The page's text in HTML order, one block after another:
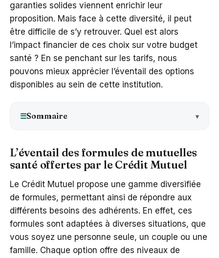
garanties solides viennent enrichir leur
proposition. Mais face à cette diversité, il peut
être difficile de s’y retrouver. Quel est alors
l’impact financier de ces choix sur votre budget
santé ? En se penchant sur les tarifs, nous
pouvons mieux apprécier l’éventail des options
disponibles au sein de cette institution.
☰Sommaire
L’éventail des formules de mutuelles
santé offertes par le Crédit Mutuel
Le Crédit Mutuel propose une gamme diversifiée
de formules, permettant ainsi de répondre aux
différents besoins des adhérents. En effet, ces
formules sont adaptées à diverses situations, que
vous soyez une personne seule, un couple ou une
famille. Chaque option offre des niveaux de